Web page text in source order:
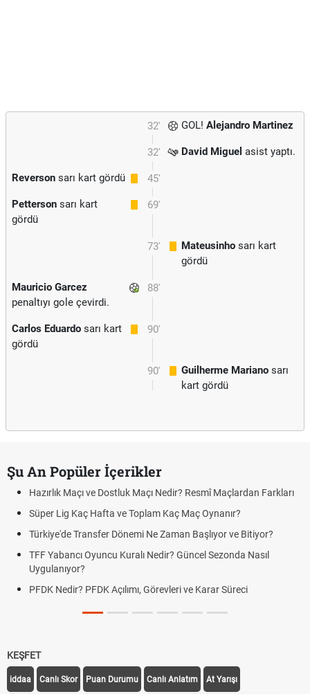
32' GOL! Alejandro Martinez
32' David Miguel asist yaptı.
45'
Reverson sarı kart gördü
69'
Petterson sarı kart
gördü
73' Mateusinho sarı kart
gördü
88'
Mauricio Garcez
penaltıyı gole çevirdi.
90'
Carlos Eduardo sarı kart
gördü
90' Guilherme Mariano sarı
kart gördü
Şu An Popüler İçerikler
Hazırlık Maçı ve Dostluk Maçı Nedir? Resmî Maçlardan Farkları
Süper Lig Kaç Hafta ve Toplam Kaç Maç Oynanır?
Türkiye'de Transfer Dönemi Ne Zaman Başlıyor ve Bitiyor?
TFF Yabancı Oyuncu Kuralı Nedir? Güncel Sezonda Nasıl
Uygulanıyor?
PFDK Nedir? PFDK Açılımı, Görevleri ve Karar Süreci
KEŞFET
iddaa Canlı Skor Puan Durumu Canlı Anlatım At Yarışı